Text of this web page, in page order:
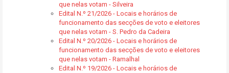
que nelas votam - Silveira
Edital N.º 21/2026 - Locais e horários de
funcionamento das secções de voto e eleitores
que nelas votam - S. Pedro da Cadeira
Edital N.º 20/2026 - Locais e horários de
funcionamento das secções de voto e eleitores
que nelas votam - Ramalhal
Edital N.º 19/2026 - Locais e horários de